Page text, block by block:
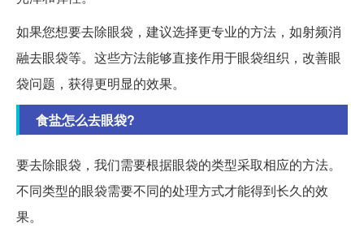
如果您想要去除眼袋，建议选择更专业的方法，如射频消
融去眼袋等。这些方法能够直接作用于眼袋组织，改善眼
袋问题，获得更明显的效果。
食盐怎么去眼袋?
要去除眼袋，我们需要根据眼袋的类型采取相应的方法。
不同类型的眼袋需要不同的处理方式才能得到长久的效
果。